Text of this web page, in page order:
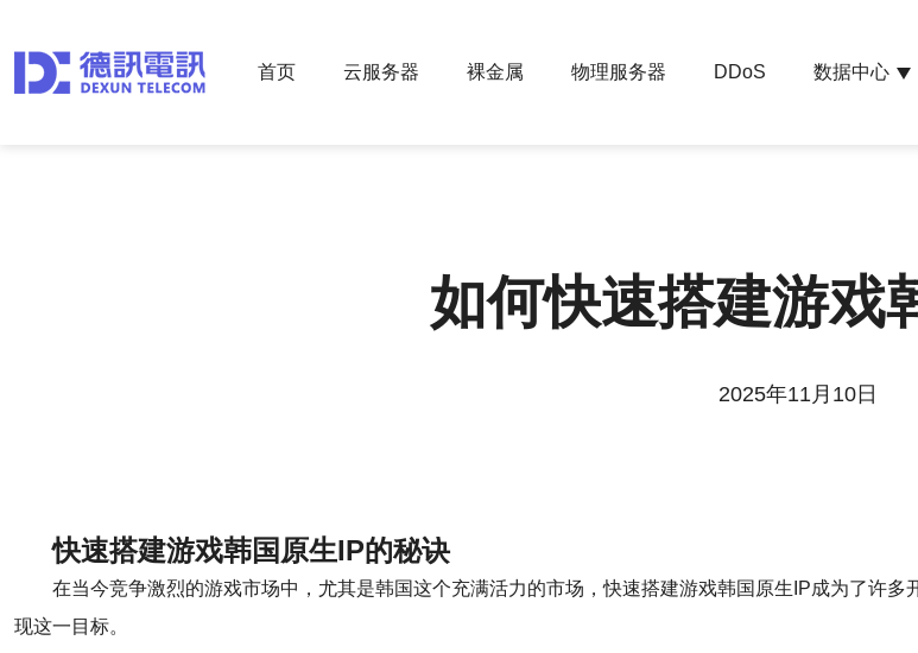
首页 云服务器 裸金属 物理服务器 DDoS 数据中心
如何快速搭建游戏
2025年11月10日
快速搭建游戏韩国原生IP的秘诀
在当今竞争激烈的游戏市场中，尤其是韩国这个充满活力的市场，快速搭建游戏韩国原生IP成为了许
现这一目标。